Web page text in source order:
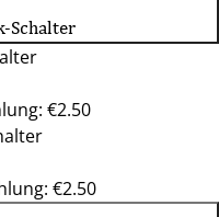
Schalter
€2.50
€2.50